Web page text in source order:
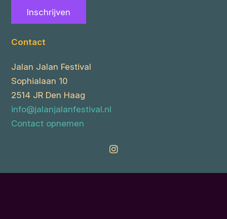
Inschrijven
Contact
Jalan Jalan Festival
Sophialaan 10
2514 JR Den Haag
info@jalanjalanfestival.nl
Contact opnemen